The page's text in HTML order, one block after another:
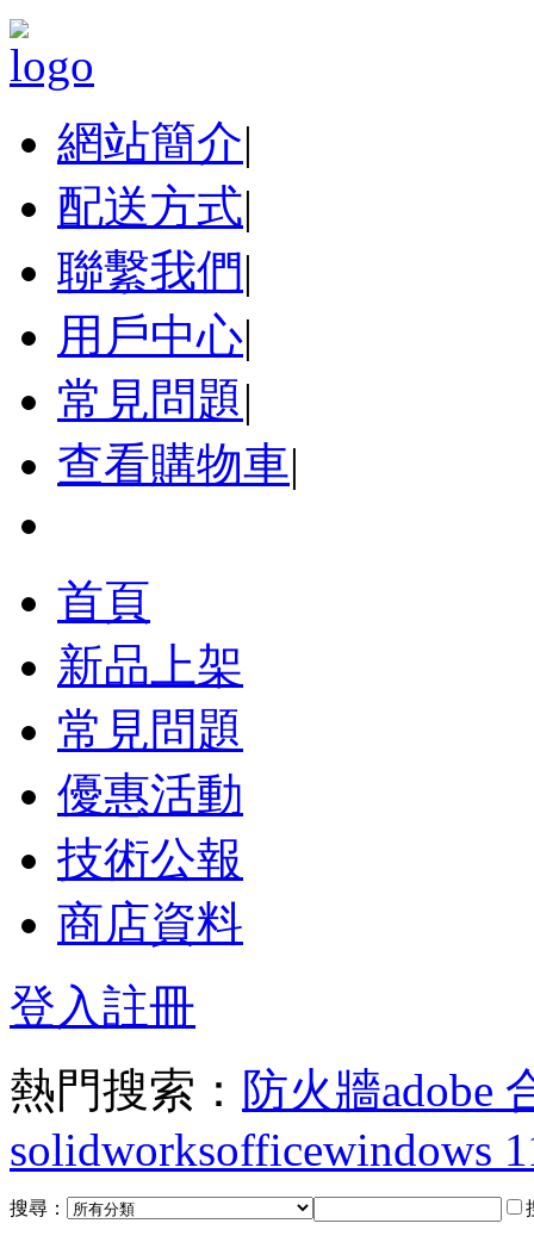
網站簡介|
配送方式|
聯繫我們|
用戶中心|
常見問題|
查看購物車|
首頁
新品上架
常見問題
優惠活動
技術公報
商店資料
登入註冊
熱門搜索： 防火牆adobe
solidworksofficewindows
搜尋：